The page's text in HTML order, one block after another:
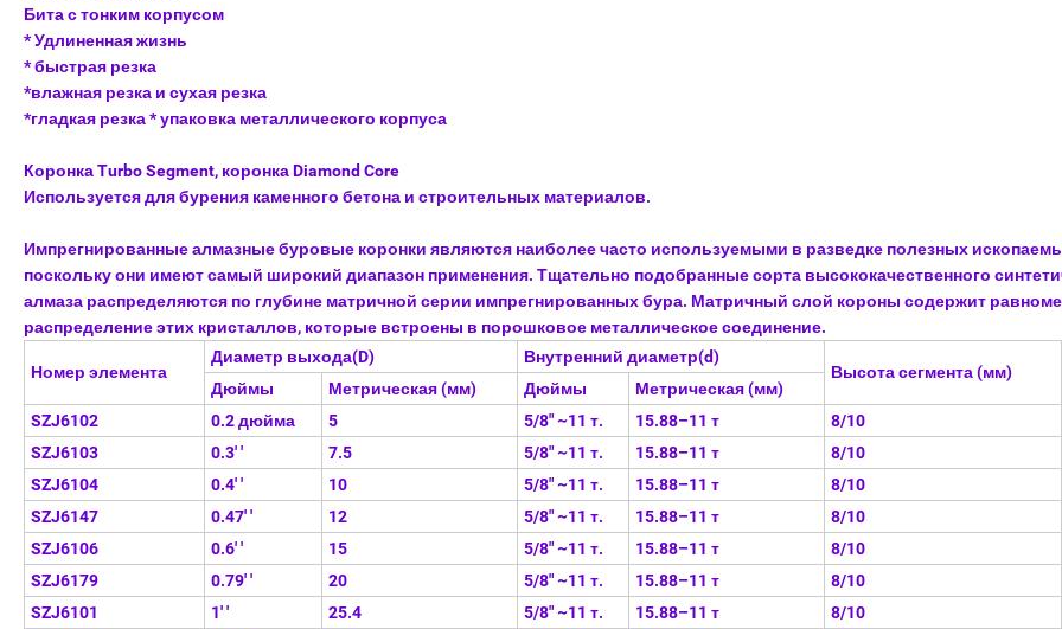
Бита с тонким корпусом
* Удлиненная жизнь
* быстрая резка
*влажная резка и сухая резка
*гладкая резка * упаковка металлического корпуса
Коронка Turbo Segment, коронка Diamond Core
Используется для бурения каменного бетона и строительных материалов.
Импрегнированные алмазные буровые коронки являются наиболее часто используемыми в разведке полезных
поскольку они имеют самый широкий диапазон применения. Тщательно подобранные сорта высококачественного
алмаза распределяются по глубине матричной серии импрегнированных бура. Матричный слой короны содержит
распределение этих кристаллов, которые встроены в порошковое металлическое соединение.
Номер элемента
Диаметр выхода(D)
Внутренний диаметр(d)
Высота сегмента (мм)
Дюймы
Метрическая (мм) Дюймы
Метрическая (мм)
SZJ6102
0.2 дюйма 5 5/8" ~11 т. 15.88–11 т
8/10
SZJ6103
0.3' ' 7.5 5/8" ~11 т. 15.88–11 т
8/10
SZJ6104
0.4' ' 10 5/8" ~11 т. 15.88–11 т
8/10
SZJ6147
0.47' ' 12 5/8" ~11 т. 15.88–11 т
8/10
SZJ6106
0.6' ' 15 5/8" ~11 т. 15.88–11 т
8/10
SZJ6179
0.79' ' 20 5/8" ~11 т. 15.88–11 т
8/10
SZJ6101
1' ' 25.4 5/8" ~11 т. 15.88–11 т
8/10